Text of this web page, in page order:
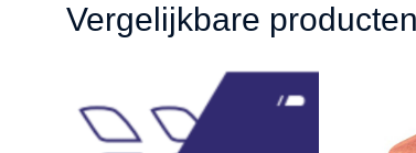
Vergelijkbare producten